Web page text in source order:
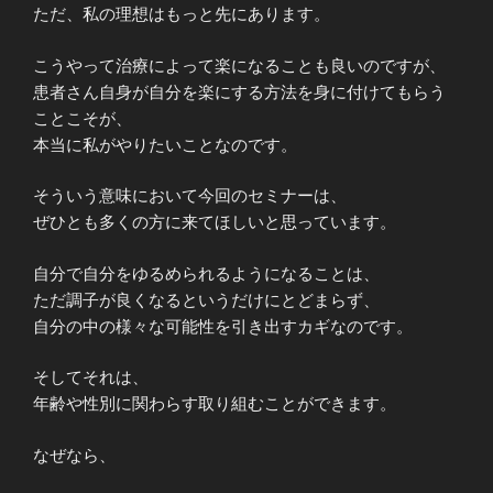
ただ、私の理想はもっと先にあります。
こうやって治療によって楽になることも良いのですが、
患者さん自身が自分を楽にする方法を身に付けてもらう
ことこそが、
本当に私がやりたいことなのです。
そういう意味において今回のセミナーは、
ぜひとも多くの方に来てほしいと思っています。
自分で自分をゆるめられるようになることは、
ただ調子が良くなるというだけにとどまらず、
自分の中の様々な可能性を引き出すカギなのです。
そしてそれは、
年齢や性別に関わらす取り組むことができます。
なぜなら、